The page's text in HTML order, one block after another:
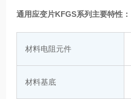
通用应变片KFGS系列主要特性：
材料电阻元件
材料基底